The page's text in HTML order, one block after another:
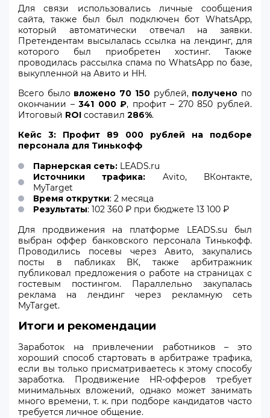
Для связи использовались личные сообщения
сайта, также был был подключен бот WhatsApp,
который автоматически отвечал на заявки.
Претендентам высылалась ссылка на лендинг, для
которого был приобретен хостинг. Также
проводилась рассылка спама по WhatsApp по базе,
выкупленной на Авито и HH.
Всего было вложено 70 150 рублей, получено по
окончании –341 000 ₽, профит – 270 850 рублей.
Итоговый ROI составил 286%.
Кейс 3: Профит 89 000 рублей на подборе
персонала для Тинькофф
Парнерская сеть: LEADS.ru
Источники трафика: Avito, ВКонтакте,
MyTarget
Время открутки: 2 месяца
Результаты: 102 360 ₽ при бюджете 13 100 ₽
Для продвижения на платформе LEADS.su был
выбран оффер банковского персонала Тинькофф.
Проводились посевы через Авито, закупались
посты в пабликах ВК, также арбитражник
публиковал предложения о работе на страницах с
гостевым постингом. Параллельно закупалась
реклама на лендинг через рекламную сеть
MyTarget.
Итоги и рекомендации
Заработок на привлечении работников – это
хороший способ стартовать в арбитраже трафика,
если вы только присматриваетесь к этому способу
заработка. Продвижение HR-офферов требует
минимальных вложений, однако может занимать
много времени, т. к. при подборе кандидатов часто
требуется личное общение.